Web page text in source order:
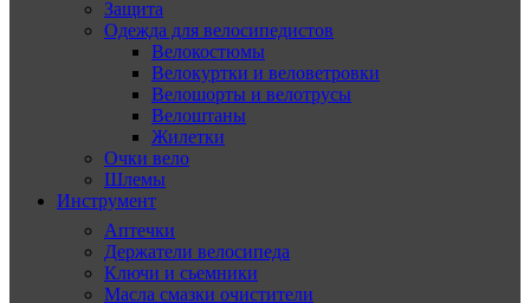
Защита
Одежда для велосипедистов
Велокостюмы
Велокуртки и веловетровки
Велошорты и велотрусы
Велоштаны
Жилетки
Очки вело
Шлемы
Инструмент
Аптечки
Держатели велосипеда
Ключи и сьемники
Масла смазки очистители